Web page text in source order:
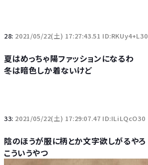
28: 2021/05/22(土) 17:27:43.51 ID:RKUy4+L30
夏はめっちゃ陽ファッションになるわ
冬は暗色しか着ないけど
33: 2021/05/22(土) 17:29:07.47 ID:ILiLQcO30
陰のほうが服に柄とか文字欲しがるやろ
こういうやつ